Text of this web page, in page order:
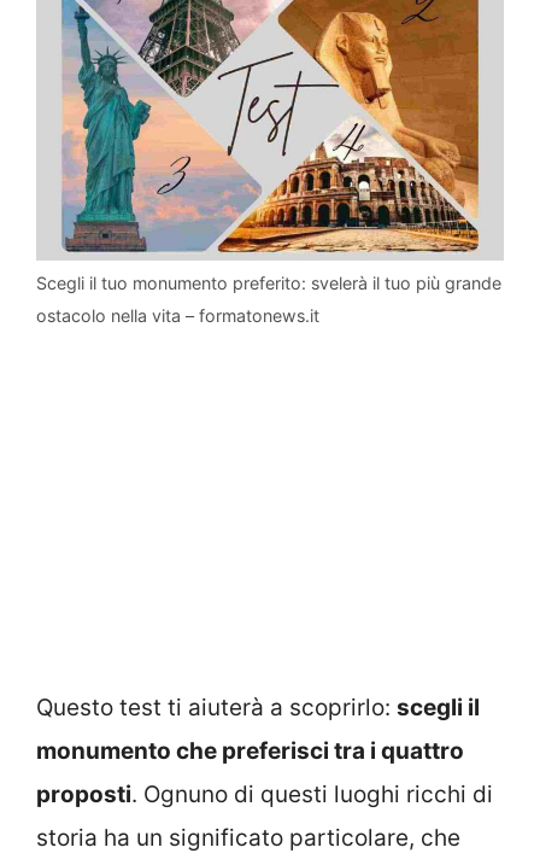
Scegli il tuo monumento preferito: svelerà il tuo più grande
ostacolo nella vita – formatonews.it
Questo test ti aiuterà a scoprirlo: scegli il
monumento che preferisci tra i quattro
proposti. Ognuno di questi luoghi ricchi di
storia ha un significato particolare, che